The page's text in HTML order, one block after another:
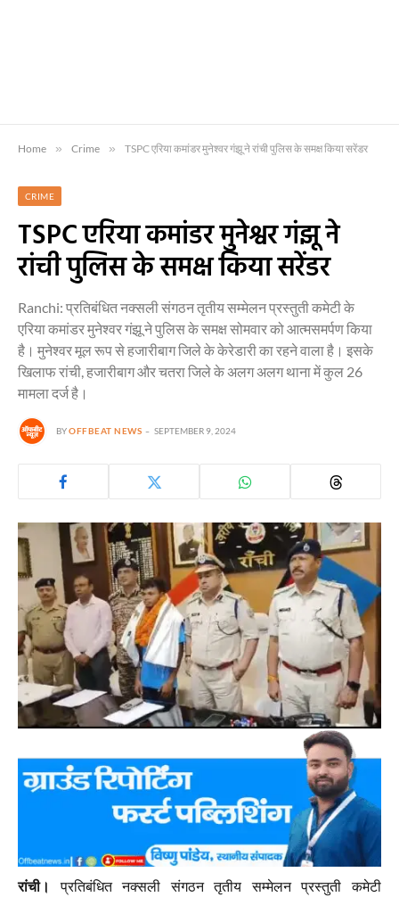
Home » Crime » TSPC एरिया कमांडर मुनेश्वर गंझू ने रांची पुलिस के समक्ष किया सरेंडर
CRIME
TSPC एरिया कमांडर मुनेश्वर गंझू ने
रांची पुलिस के समक्ष किया सरेंडर
Ranchi: प्रतिबंधित नक्सली संगठन तृतीय सम्मेलन प्रस्तुती कमेटी के
एरिया कमांडर मुनेश्वर गंझू ने पुलिस के समक्ष सोमवार को आत्मसमर्पण किया
है। मुनेश्वर मूल रूप से हजारीबाग जिले के केरेडारी का रहने वाला है। इसके
खिलाफ रांची, हजारीबाग और चतरा जिले के अलग अलग थाना में कुल 26
मामला दर्ज है।
BYOFFBEAT NEWS SEPTEMBER 9, 2024
रांची।
प्रतिबंधित नक्सली संगठन तृतीय सम्मेलन प्रस्तुती कमेटी